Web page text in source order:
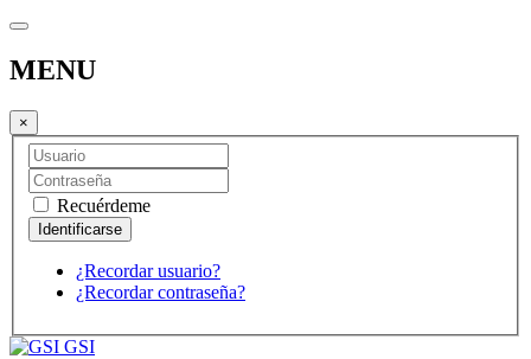
MENU
×
Recuérdeme
¿Recordar usuario?
¿Recordar contraseña?
GSI